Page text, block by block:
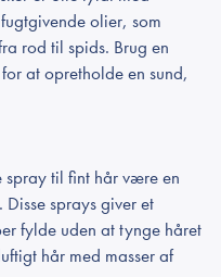
olier, som
rod til spids. Brug en
at opretholde en sund,
spray til fint hår være en
sprays giver et
fylde uden at tynge håret
hår med masser af